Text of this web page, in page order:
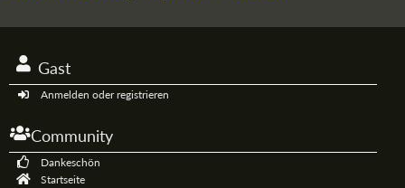
Gast
Anmelden oder registrieren
Community
Dankeschön
Startseite